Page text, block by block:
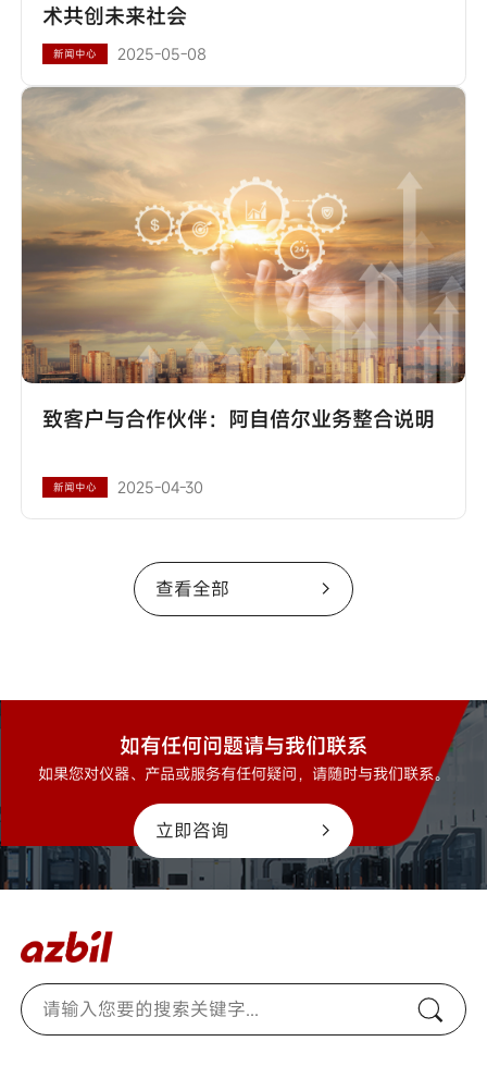
术共创未来社会
新闻中心 2025-05-08
致客户与合作伙伴：阿自倍尔业务整合说明
新闻中心 2025-04-30
查看全部
如有任何问题请与我们联系
如果您对仪器、产品或服务有任何疑问，请随时与我们联系。
立即咨询